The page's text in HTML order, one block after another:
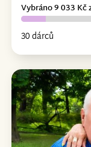
30 dárců
Vybráno 9 033 Kč